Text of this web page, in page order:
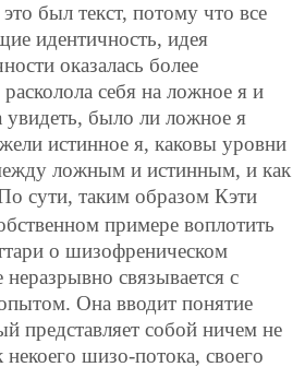
был текст, потому что все
идентичность, идея
оказалась более
себя на ложное я и
увидеть, было ли ложное я
истинное я, каковы уровни
ложным и истинным, и как
сути, таким образом Кэти
примере воплотить
о шизофреническом
связывается с
Она вводит понятие
представляет собой ничем не
шизо-потока, своего